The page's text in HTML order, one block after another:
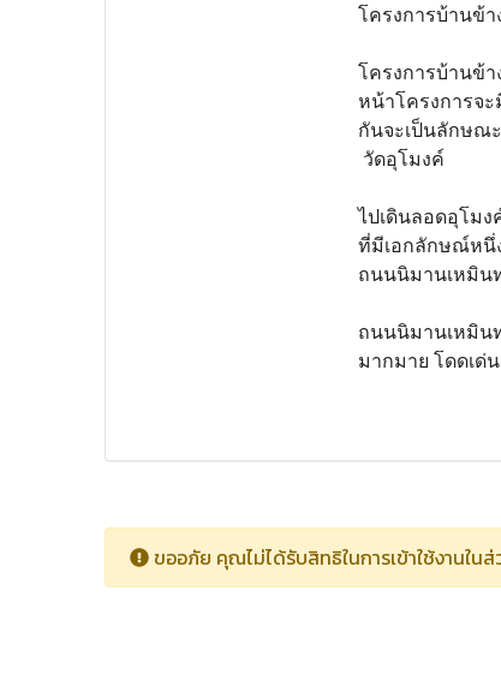
โครงการบ้านข้า
โครงการบ้านข้
หน้าโครงการจ
กันจะเป็นลักษณ
วัดอุโมงค์
ไปเดินลอดอุโม
ที่มีเอกลักษณ์หนึ่
ถนนนิมานเหมิน
ถนนนิมานเหมิน
มากมาย โดดเด่
ขออภัย คุณไม่ได้รับสิทธิในการเข้าใช้งานใน